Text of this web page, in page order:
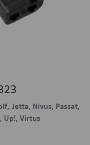
Jetta, Nivus, Passat,
Up!, Virtus